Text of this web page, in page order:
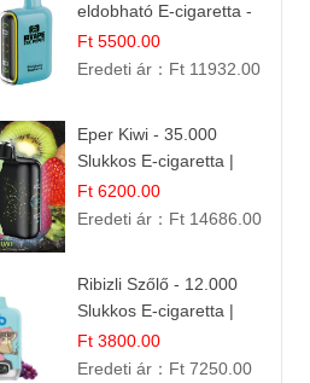
eldobható E-cigaretta -
25.000 Slukk | Prémium
Gyümölcs Íz
Ft 5500.00
Eredeti ár： Ft 11932.00
Eper Kiwi - 35.000
Slukkos E-cigaretta |
IBVape Bar Friss
Gyümölcs Ízek
Ft 6200.00
Eredeti ár： Ft 14686.00
Ribizli Szőlő - 12.000
Slukkos E-cigaretta |
Kifinomult Gyümölcs Íz
Ft 3800.00
Eredeti ár： Ft 7250.00